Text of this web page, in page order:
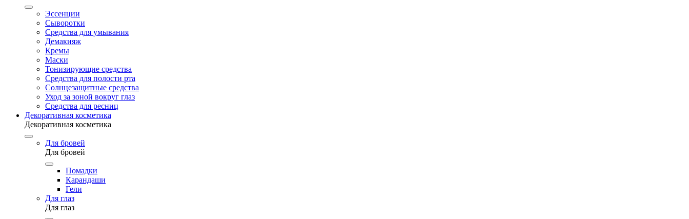
Эссенции
Сыворотки
Средства для умывания
Демакияж
Кремы
Маски
Тонизирующие средства
Средства для полости рта
Солнцезащитные средства
Уход за зоной вокруг глаз
Средства для ресниц
Декоративная косметика
Декоративная косметика
Для бровей
Для бровей
Помадки
Карандаши
Гели
Для глаз
Для глаз